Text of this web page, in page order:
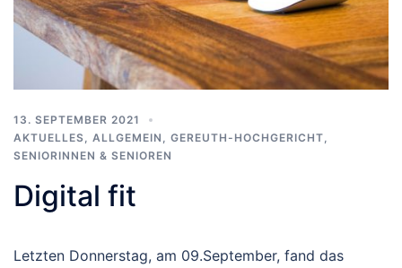
13. SEPTEMBER 2021
AKTUELLES
ALLGEMEIN GEREUTH-HOCHGERICHT
SENIORINNEN & SENIOREN
Digital fit
Letzten Donnerstag, am 09.September, fand das